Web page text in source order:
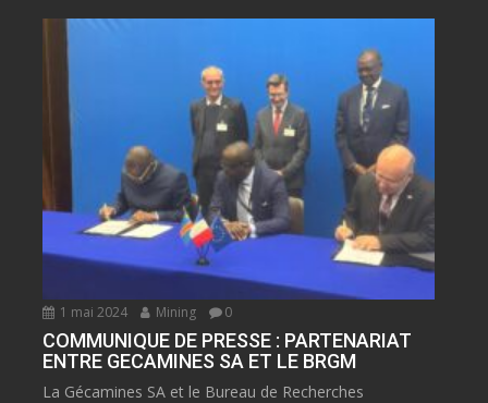
1 mai 2024 Mining 0
COMMUNIQUE DE PRESSE : PARTENARIAT
ENTRE GECAMINES SA ET LE BRGM
La Gécamines SA et le Bureau de Recherches